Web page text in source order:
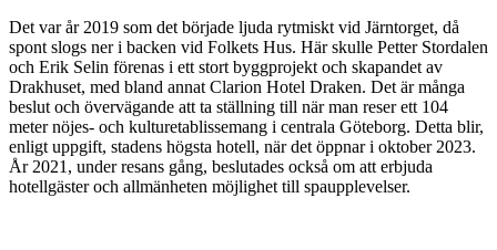
Det var år 2019 som det började ljuda rytmiskt vid Järntorget, då
spont slogs ner i backen vid Folkets Hus. Här skulle Petter Stordalen
och Erik Selin förenas i ett stort byggprojekt och skapandet av
Drakhuset, med bland annat Clarion Hotel Draken. Det är många
beslut och övervägande att ta ställning till när man reser ett 104
meter nöjes- och kulturetablissemang i centrala Göteborg. Detta blir,
enligt uppgift, stadens högsta hotell, när det öppnar i oktober 2023.
År 2021, under resans gång, beslutades också om att erbjuda
hotellgäster och allmänheten möjlighet till spaupplevelser.